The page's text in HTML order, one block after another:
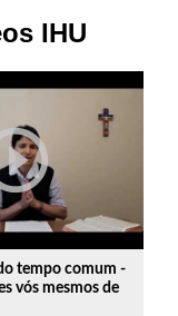
IHU
tempo comum -
vós mesmos de